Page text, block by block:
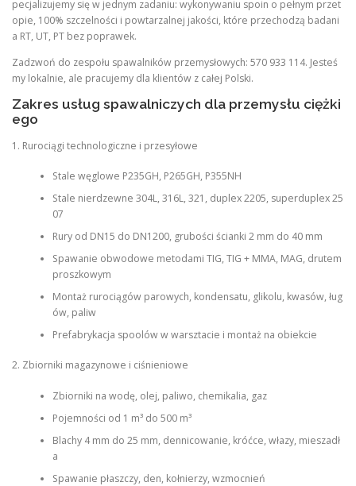
pecjalizujemy się w jednym zadaniu: wykonywaniu spoin o pełnym przet
opie, 100% szczelności i powtarzalnej jakości, które przechodzą badani
a RT, UT, PT bez poprawek.
Zadzwoń do zespołu spawalników przemysłowych: 570 933 114. Jesteś
my lokalnie, ale pracujemy dla klientów z całej Polski.
Zakres usług spawalniczych dla przemysłu ciężki
ego
1. Rurociągi technologiczne i przesyłowe
Stale węglowe P235GH, P265GH, P355NH
Stale nierdzewne 304L, 316L, 321, duplex 2205, superduplex 25
07
Rury od DN15 do DN1200, grubości ścianki 2 mm do 40 mm
Spawanie obwodowe metodami TIG, TIG + MMA, MAG, drutem
proszkowym
Montaż rurociągów parowych, kondensatu, glikolu, kwasów, ług
ów, paliw
Prefabrykacja spoolów w warsztacie i montaż na obiekcie
2. Zbiorniki magazynowe i ciśnieniowe
Zbiorniki na wodę, olej, paliwo, chemikalia, gaz
Pojemności od 1 m³ do 500 m³
Blachy 4 mm do 25 mm, dennicowanie, króćce, włazy, mieszadł
a
Spawanie płaszczy, den, kołnierzy, wzmocnień